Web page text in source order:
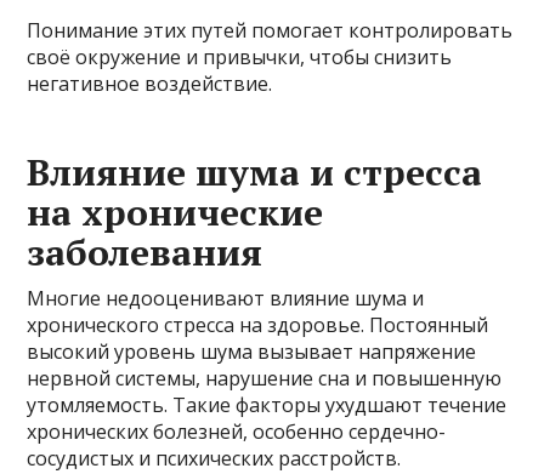
Понимание этих путей помогает контролировать
своё окружение и привычки, чтобы снизить
негативное воздействие.
Влияние шума и стресса
на хронические
заболевания
Многие недооценивают влияние шума и
хронического стресса на здоровье. Постоянный
высокий уровень шума вызывает напряжение
нервной системы, нарушение сна и повышенную
утомляемость. Такие факторы ухудшают течение
хронических болезней, особенно сердечно-
сосудистых и психических расстройств.